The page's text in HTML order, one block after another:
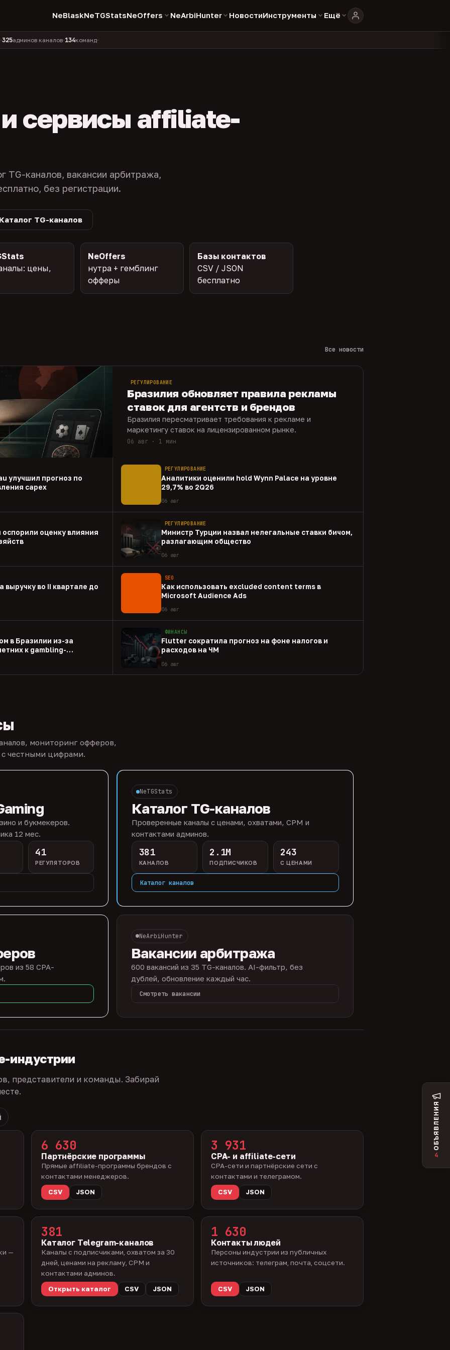
NeBlaskNeTGStatsNeOffers NeArbiHunter НовостиИнструменты Ещё
каналов•134команд• 11 990
сервисы affiliate-
TG-каналов, вакансии арбитража,
без регистрации.
TG-каналов
цены,
NeOffers
нутра + гемблинг
офферы
Базы контактов
CSV / JSON
бесплатно
Все новости
РЕГУЛИРОВАНИЕ
Бразилия обновляет правила рекламы
ставок для агентств и брендов
Бразилия пересматривает требования к рекламе и
маркетингу ставок на лицензированном рынке.
06 авг · 1 мин
улучшил прогноз по
capex
РЕГУЛИРОВАНИЕ
Аналитики оценили hold Wynn Palace на уровне
29,7% во 2Q26
06 авг
оценку влияния
РЕГУЛИРОВАНИЕ
Министр Турции назвал нелегальные ставки бичом,
разлагающим общество
06 авг
выручку во II квартале до
SEO
Как использовать excluded content terms в
Microsoft Audience Ads
06 авг
в Бразилии из-за
к gambling-
ФИНАНСЫ
Flutter сократила прогноз на фоне налогов и
расходов на ЧМ
06 авг
мониторинг офферов,
с честными цифрами.
и букмекеров.
12 мес.
41
РЕГУЛЯТОРОВ
NeTGStats
Каталог TG-каналов
Проверенные каналы с ценами, охватами, CPM и
контактами админов.
381
КАНАЛОВ
2.1M
ПОДПИСЧИКОВ
243
С ЦЕНАМИ
Каталог каналов
из 58 CPA-
NeArbiHunter
Вакансии арбитража
600 вакансий из 35 TG-каналов. AI-фильтр, без
дублей, обновление каждый час.
Смотреть вакансии
индустрии
представители и команды. Забирай
6 630
Партнёрские программы
Прямые affiliate-программы брендов с
контактами менеджеров.
CSV
JSON
3 931
CPA- и affiliate-сети
CPA-сети и партнёрские сети с
контактами и телеграмом.
CSV
JSON
—
381
Каталог Telegram-каналов
Каналы с подписчиками, охватом за 30
дней, ценами на рекламу, CPM и
контактами админов.
Открыть каталог
CSV JSON
1 630
Контакты людей
Персоны индустрии из публичных
источников: телеграм, почта, соцсети.
CSV JSON
ОБЪЯВЛЕНИЯ
4